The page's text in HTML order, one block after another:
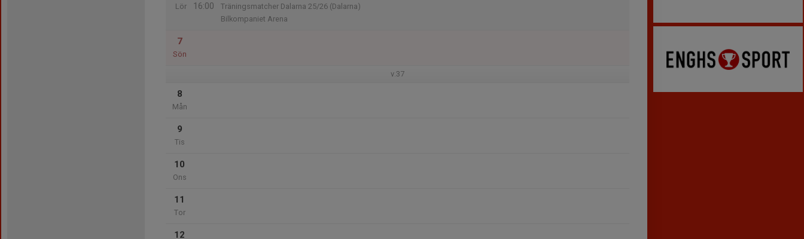
Lör
16:00
Träningsmatcher Dalarna 25/26 (Dalarna)
Bilkompaniet Arena
7
Sön
v.37
8
Mån
9
Tis
10
Ons
11
Tor
12